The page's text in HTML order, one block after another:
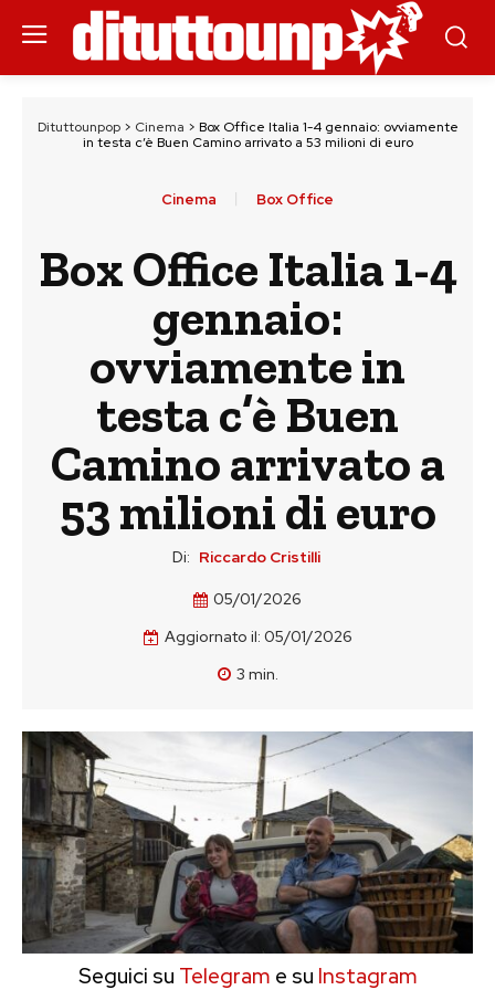
Dituttounpop> Cinema > Box Office Italia 1-4 gennaio: ovviamente
in testa c’è Buen Camino arrivato a 53 milioni di euro
Cinema Box Office
Box Office Italia 1-4
gennaio:
ovviamente in
testa c’è Buen
Camino arrivato a
53 milioni di euro
Di: Riccardo Cristilli
05/01/2026
Aggiornato il: 05/01/2026
3 min.
Seguici su Telegram e su Instagram